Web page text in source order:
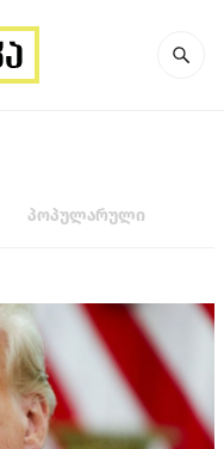
პოპულარული